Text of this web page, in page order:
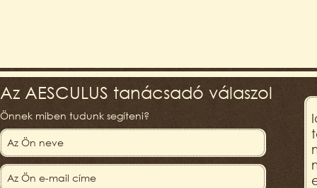
Az AESCULUS tanácsadó válaszol
Önnek miben tudunk segíteni?